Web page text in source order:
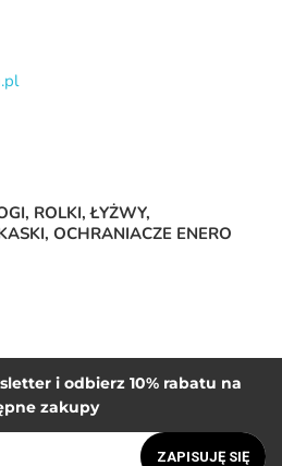
ROLKI, ŁYŻWY,
OCHRANIACZE ENERO
i odbierz 10% rabatu na
zakupy
ZAPISUJĘ SIĘ